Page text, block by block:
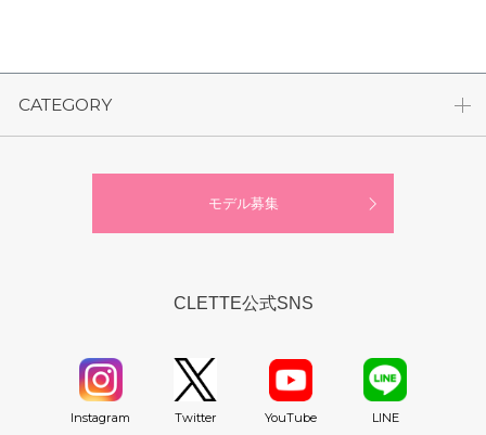
CATEGORY
モデル募集
CLETTE公式SNS
Instagram Twitter YouTube LINE